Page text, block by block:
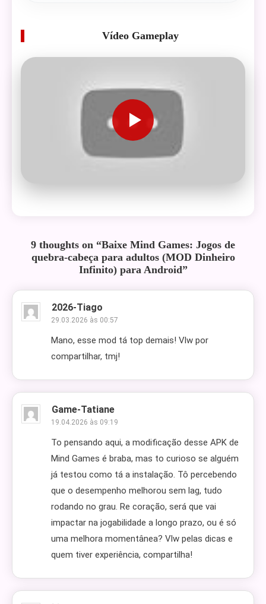
Vídeo Gameplay
9 thoughts on “Baixe Mind Games: Jogos de
quebra-cabeça para adultos (MOD Dinheiro
Infinito) para Android”
2026-Tiago
29.03.2026 às 00:57
Mano, esse mod tá top demais! Vlw por
compartilhar, tmj!
Game-Tatiane
19.04.2026 às 09:19
To pensando aqui, a modificação desse APK de
Mind Games é braba, mas to curioso se alguém
já testou como tá a instalação. Tô percebendo
que o desempenho melhorou sem lag, tudo
rodando no grau. Re coração, será que vai
impactar na jogabilidade a longo prazo, ou é só
uma melhora momentânea? Vlw pelas dicas e
quem tiver experiência, compartilha!